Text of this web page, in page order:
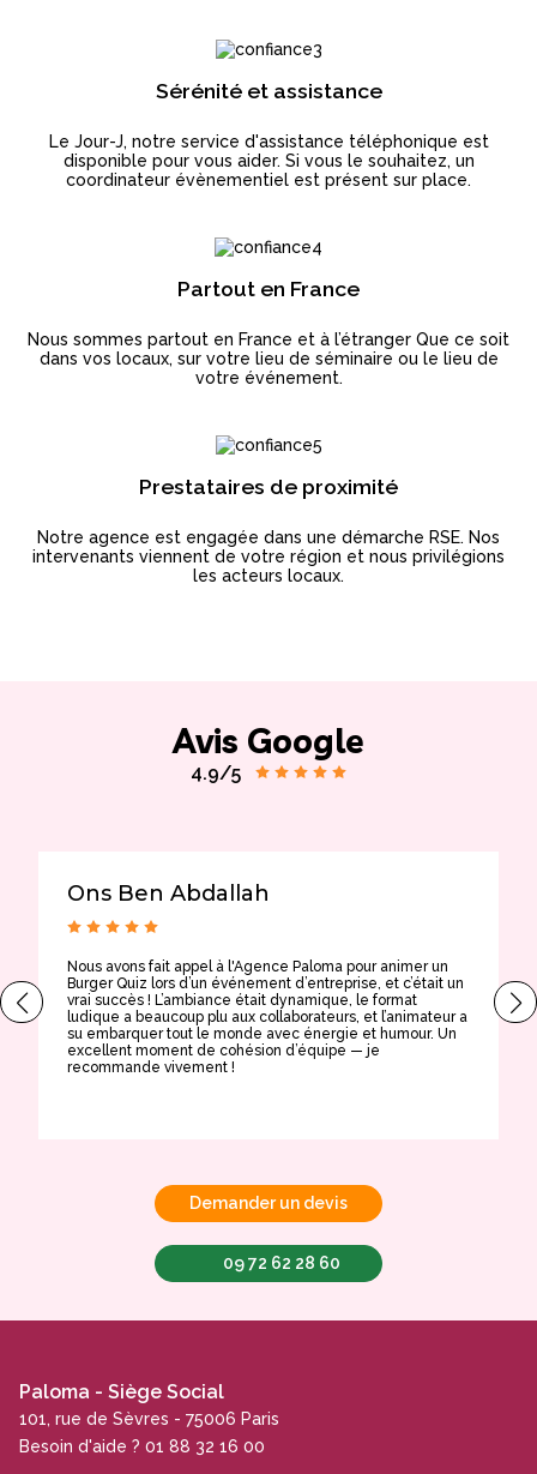
Sérénité et assistance
Le Jour-J, notre service d'assistance téléphonique est
disponible pour vous aider. Si vous le souhaitez, un
coordinateur évènementiel est présent sur place.
Partout en France
Nous sommes partout en France et à l’étranger Que ce soit
dans vos locaux, sur votre lieu de séminaire ou le lieu de
votre événement.
Prestataires de proximité
Notre agence est engagée dans une démarche RSE. Nos
intervenants viennent de votre région et nous privilégions
les acteurs locaux.
Avis Google
4.9/5
Ons Ben Abdallah
Nous avons fait appel à l'Agence Paloma pour animer un
Burger Quiz lors d’un événement d’entreprise, et c’était un
vrai succès ! L’ambiance était dynamique, le format
ludique a beaucoup plu aux collaborateurs, et l’animateur a
su embarquer tout le monde avec énergie et humour. Un
excellent moment de cohésion d’équipe — je
recommande vivement !
Demander un devis
09 72 62 28 60
Paloma - Siège Social
101, rue de Sèvres - 75006 Paris
Besoin d'aide ? 01 88 32 16 00